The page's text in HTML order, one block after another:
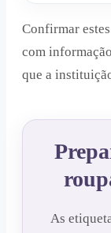
Confirmar
com
que a
As